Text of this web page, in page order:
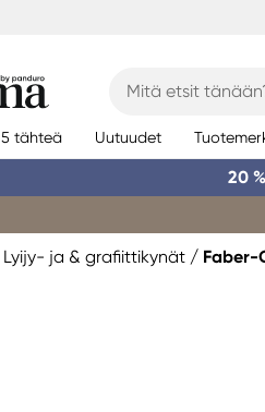
5 tähteä Uutuudet
20
Lyijy- ja & grafiittikynät Faber-